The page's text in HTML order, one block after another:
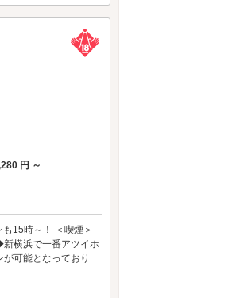
円 ～
15時～！ ＜喫煙＞
新横浜で一番アツイホ
可能となっており...